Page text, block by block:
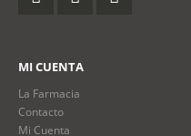
MI CUENTA
La Farmacia
Contacto
Mi Cuenta